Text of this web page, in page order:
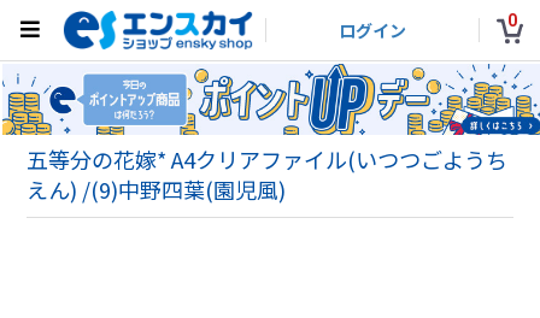
ログイン 0
五等分の花嫁* A4クリアファイル(いつつごようち
えん) /(9)中野四葉(園児風)